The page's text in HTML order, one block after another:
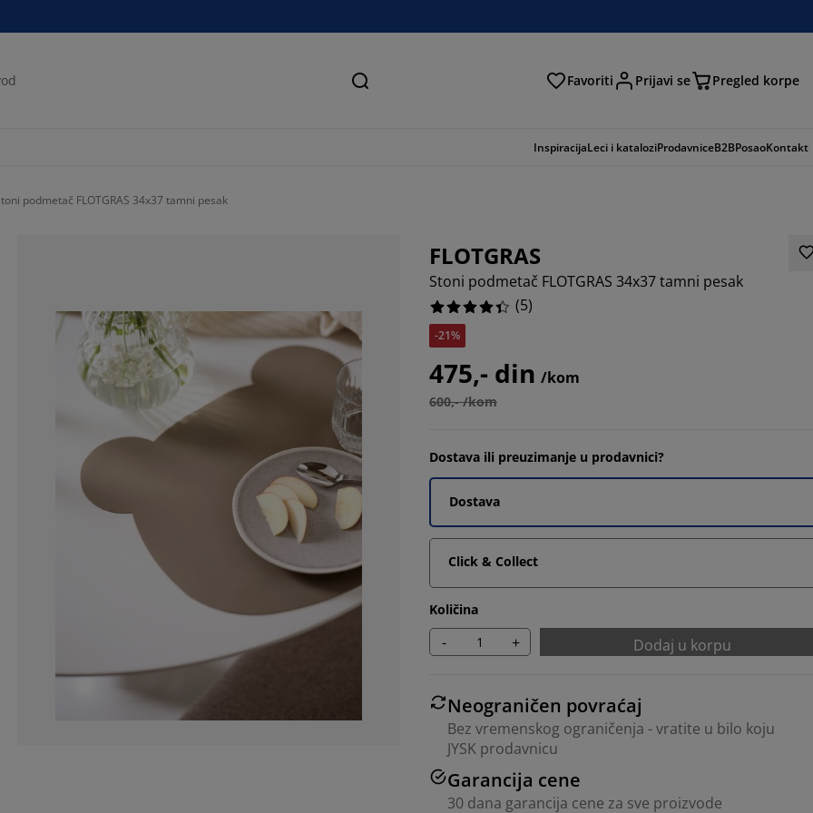
Pretraga Favoriti Prijavi se Pregled korpe
InspiracijaLeci i kataloziProdavniceB2BPosaoKontakt
podmetač FLOTGRAS 34x37 tamni pesak
FLOTGRAS
Stoni podmetač FLOTGRAS 34x37 tamni pesak
(5)
-21%
475,- din /kom
600,- /kom
Dostava ili preuzimanje u prodavnici?
Dostava
Click & Collect
Količina
- + Dodaj u korpu
Neograničen povraćaj
Bez vremenskog ograničenja - vratite u bilo koju
JYSK prodavnicu
Garancija cene
30 dana garancija cene za sve proizvode